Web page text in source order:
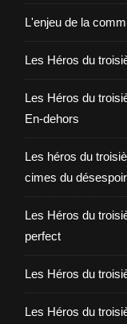
L'enjeu de la
Les Héros du
Les Héros du
En-dehors
Les héros du
cimes du désespoir
Les Héros du
perfect
Les Héros du
Les Héros du